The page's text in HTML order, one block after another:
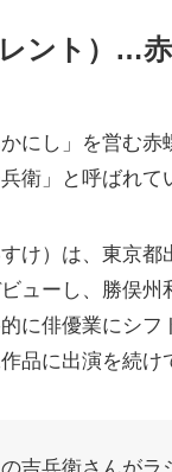
ント）…
にし」を営む
衛」と呼ばれて
け）は、東京都
ューし、勝俣
に俳優業にシ
品に出演を続け
吉兵衛さんがラ